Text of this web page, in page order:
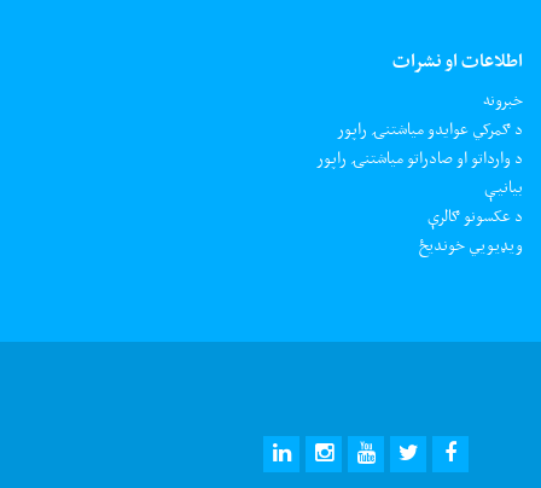
اطلاعات او نشرات
خبرونه
د ګمرکي عوایدو میاشتنۍ راپور
د وارداتو او صادراتو میاشتنۍ راپور
بیانیې
د عکسونو ګالرې
ويډيويي خونديځ